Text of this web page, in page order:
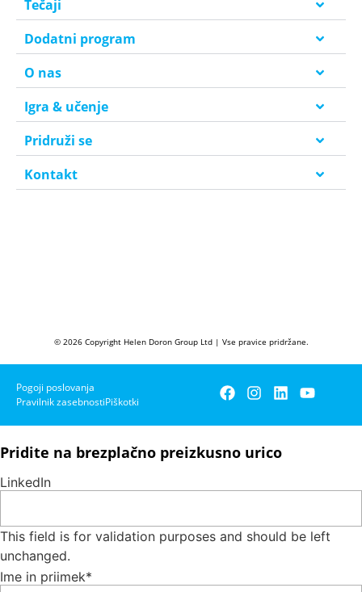
Tečaji
Dodatni program
O nas
Igra & učenje
Pridruži se
Kontakt
© 2026 Copyright Helen Doron Group Ltd | Vse pravice pridržane.
Pogoji poslovanja
Pravilnik zasebnostiPiškotki
Pridite na brezplačno preizkusno urico
LinkedIn
This field is for validation purposes and should be left
unchanged.
Ime in priimek*